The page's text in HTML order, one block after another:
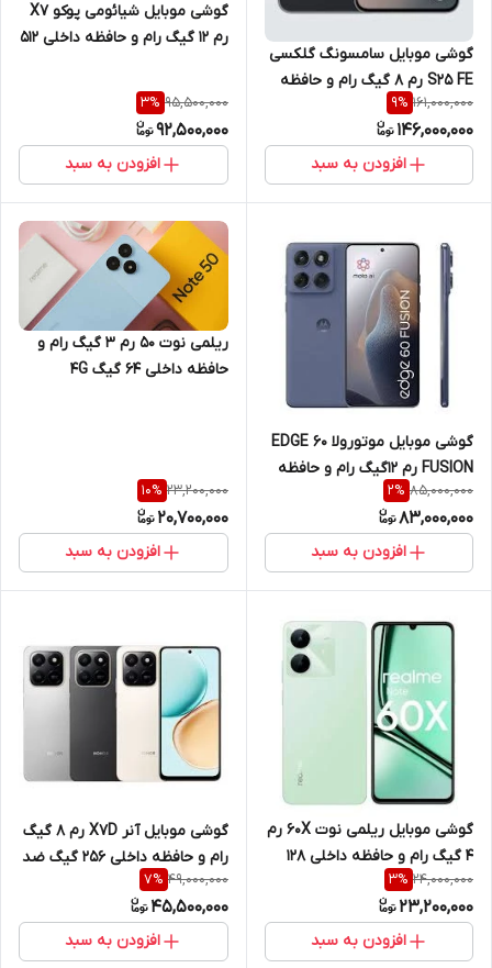
گوشی موبایل سامسونگ گلکسی
S25 FE رم 8 گیگ رام و حافظه
داخلی 256 گیگ 5G
161,000,000
9%
146,000,000
افزودن به سبد
گوشی موبایل شیائومی پوکو X7
رم 12 گیگ رام و حافظه داخلی 512
95,500,000
3%
92,500,000
افزودن به سبد
گوشی موبایل موتورولا EDGE 60
FUSION رم 12گیگ رام و حافظه
داخلی 256 گیگ 5G
85,000,000
2%
83,000,000
افزودن به سبد
ریلمی نوت 50 رم 3 گیگ رام و
حافظه داخلی 64 گیگ 4G
23,200,000
10%
20,700,000
افزودن به سبد
گوشی موبایل ریلمی نوت 60X رم
4 گیگ رام و حافظه داخلی 128
گیگ 4G
24,000,000
3%
23,200,000
افزودن به سبد
گوشی موبایل آنر X7D رم 8 گیگ
رام و حافظه داخلی 256 گیگ ضد
آب 4G
49,000,000
7%
45,500,000
افزودن به سبد